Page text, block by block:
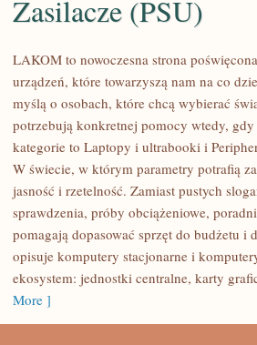
ZASILACZE
(PSU)
Zasilacze (PSU)
LAKOM to nowoczesna strona
urządzeń, które towarzyszą nam na co
myślą o osobach, które chcą wybierać
potrzebują konkretnej pomocy wtedy,
kategorie to Laptopy i ultrabooki i
W świecie, w którym parametry potrafią
jasność i rzetelność. Zamiast pustych
sprawdzenia, próby obciążeniowe,
pomagają dopasować sprzęt do budżetu
opisuje komputery stacjonarne i
ekosystem: jednostki centralne, karty
More ]